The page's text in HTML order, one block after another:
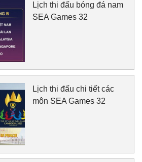
Lịch thi đấu bóng đá nam
SEA Games 32
Lịch thi đấu chi tiết các
môn SEA Games 32